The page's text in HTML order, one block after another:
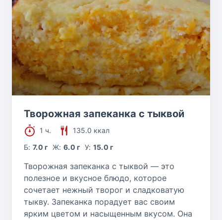
Творожная запеканка с тыквой
1 ч.
135.0 ккал
Б:7.0 г Ж: 6.0 г У: 15.0 г
Творожная запеканка с тыквой — это
полезное и вкусное блюдо, которое
сочетает нежный творог и сладковатую
тыкву. Запеканка порадует вас своим
ярким цветом и насыщенным вкусом. Она